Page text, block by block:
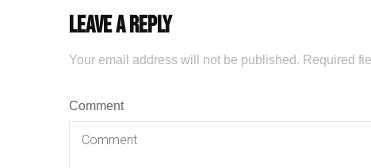
Leave a Reply
Your email address will not be published. Required
Comment